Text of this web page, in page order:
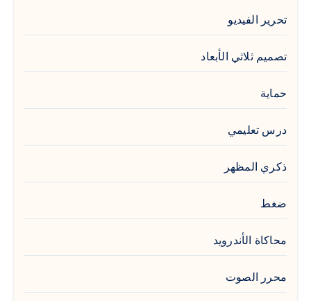
تحرير الفيديو
تصميم ثلاثي الأبعاد
حماية
درس تعليمي
ذكري المظهر
ضغط
محاكاة الأندرويد
محرر الصوت